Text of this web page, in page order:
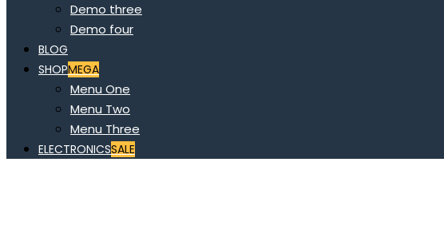
Demo three
Demo four
BLOG
SHOPMEGA
Menu One
Menu Two
Menu Three
ELECTRONICSSALE